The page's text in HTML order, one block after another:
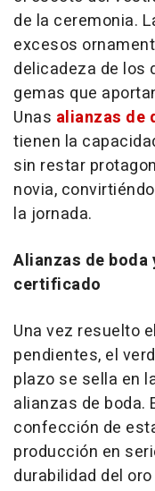
de la ceremonia.
excesos
delicadeza de los
gemas que
Unas alianzas de
tienen la
sin restar
novia,
la jornada.
Alianzas de
certificado
Una vez resuelto
pendientes, el
plazo se sella en
alianzas de boda.
confección de
producción en
durabilidad del